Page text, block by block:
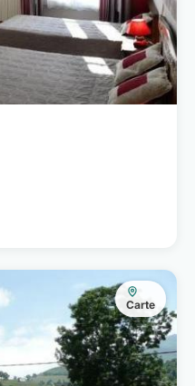
Carte